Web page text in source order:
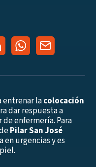
entrenar lacolocación
dar respuesta a
enfermería. Para
Pilar San José
en urgencias y es